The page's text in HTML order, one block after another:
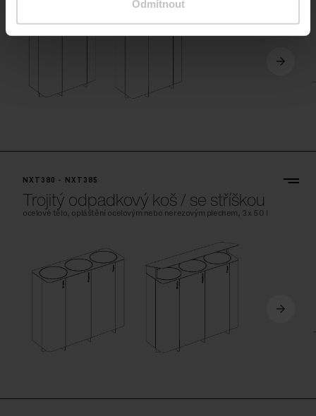
Odmítnout
NXT380 - NXT385
Trojitý odpadkový koš / se stříškou
ocelové tělo, opláštění ocelovým nebo nerezovým plechem, 3x 50 l